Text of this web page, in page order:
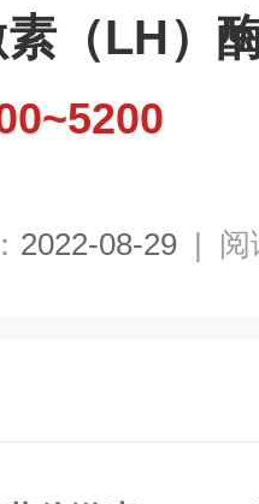
（LH）
2022-08-29 | 阅